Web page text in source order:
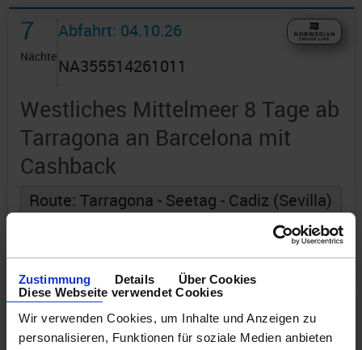
Zustimmung Details
Über Cookies
Diese Webseite verwendet Cookies
Wir verwenden Cookies, um Inhalte und Anzeigen zu
personalisieren, Funktionen für soziale Medien anbieten
7
Nächte
Abfahrt: 04.10.26
NA355514261011
Westliches Mittelmeer 8 Tage ab
Tarragona an Barcelona mit
Cashback
Route: Tarragona - Seetag - Cadiz (Sevilla)
- Motril - Gibraltar - Ibiza - Palma de
an Bord der »Norwegian Dawn«